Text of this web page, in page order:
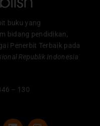
buku yang
bidang pendidikan,
Penerbit Terbaik pada
Republik Indonesia
– 130
L
I